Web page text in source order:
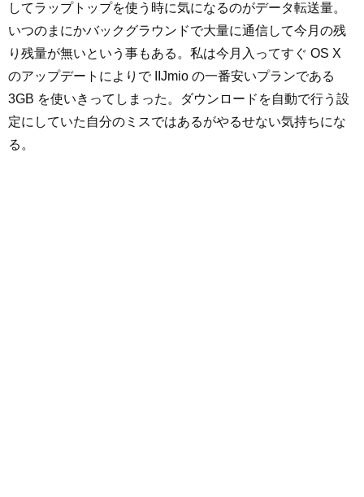
してラップトップを使う時に気になるのがデータ転送量。
いつのまにかバックグラウンドで大量に通信して今月の残
り残量が無いという事もある。私は今月入ってすぐ OS X
のアップデートによりで IIJmio の一番安いプランである
3GB を使いきってしまった。ダウンロードを自動で行う設
定にしていた自分のミスではあるがやるせない気持ちにな
る。